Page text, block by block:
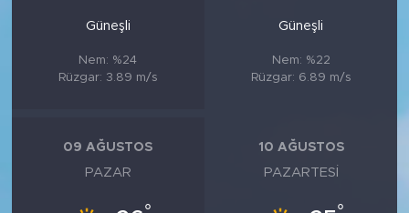
Güneşli
Nem: %24
Rüzgar: 3.89 m/s
Güneşli
Nem: %22
Rüzgar: 6.89 m/s
09 AĞUSTOS
PAZAR
10 AĞUSTOS
PAZARTESI